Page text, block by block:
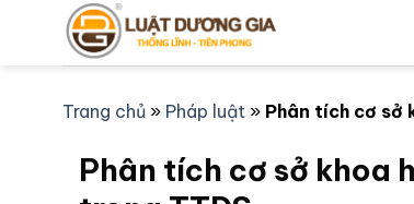
Trang chủ » Pháp luật » Phân tích cơ sở
Phân tích cơ sở khoa